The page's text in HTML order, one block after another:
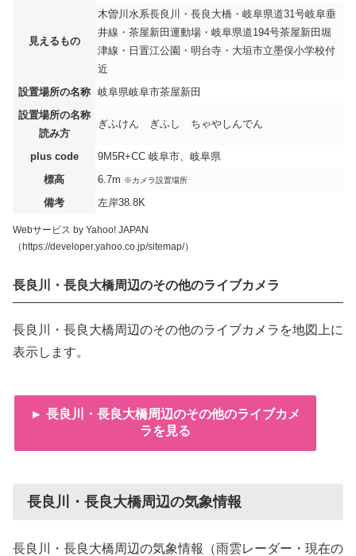
見えるもの
木曽川水系長良川・長良大橋・岐阜県道31号岐阜垂
井線・茶屋新田運動場・岐阜県道194号茶屋新田堀
津線・日置江公園・明台寺・大垣市立墨俣小学校付
近
設置場所の名称
岐阜県岐阜市茶屋新田
設置場所の名称
読み方
ぎふけん ぎふし ちゃやしんでん
plus code
9M5R+CC 岐阜市、岐阜県
標高
6.7m ※カメラ設置場所
備考 左岸38.8K
Webサービス by Yahoo! JAPAN
（https://developer.yahoo.co.jp/sitemap/）
長良川・長良大橋周辺のその他のライブカメラ
長良川・長良大橋周辺のその他のライブカメラを地図上に
表示します。
► 長良川・長良大橋周辺のその他のライブカメ
ラを見る
長良川・長良大橋周辺の気象情報
長良川・長良大橋周辺の気象情報（雨雲レーダー・現在の